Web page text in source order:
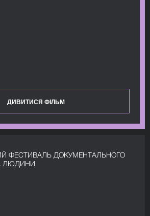
ДИВИТИСЯ ФІЛЬМ
ФЕСТИВАЛЬ ДОКУМЕНТАЛЬНОГО
ЛЮДИНИ